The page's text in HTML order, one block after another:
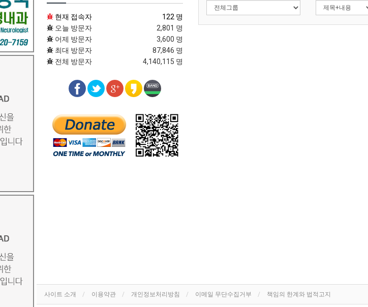
현재 접속자
122 명
오늘 방문자
2,801 명
어제 방문자
3,600 명
최대 방문자
87,846 명
전체 방문자
4,140,115 명
사이트 소개 이용약관 개인정보처리방침 이메일 무단수집거부 책임의 한계와 법적고지